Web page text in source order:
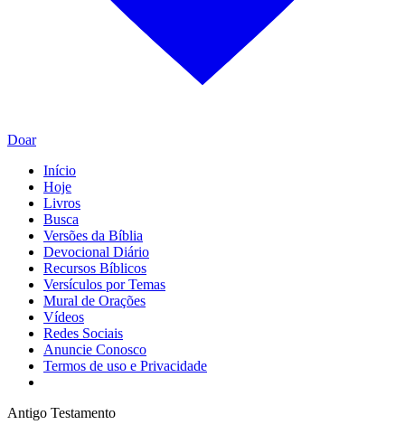
Doar
Início
Hoje
Livros
Busca
Versões da Bíblia
Devocional Diário
Recursos Bíblicos
Versículos por Temas
Mural de Orações
Vídeos
Redes Sociais
Anuncie Conosco
Termos de uso e Privacidade
Antigo Testamento